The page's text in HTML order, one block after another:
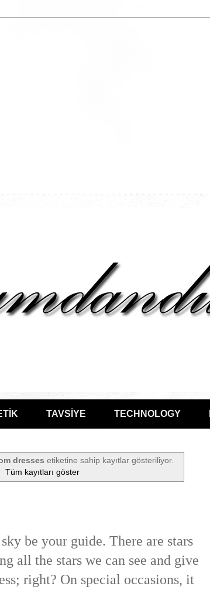
TAVSİYE TECHNOLOGY
dresses etiketine sahip kayıtlar gösteriliyor.
Tüm kayıtları göster
be your guide. There are stars
all the stars we can see and give
right? On special occasions, it